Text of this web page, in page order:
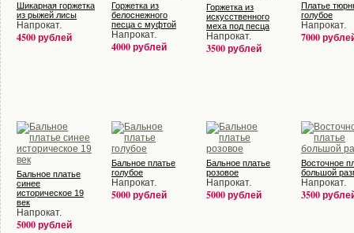
Шикарная горжетка
из рыжей лисы
Напрокат.
4500 рублей
Горжетка из
белоснежного
песца с муфтой
Напрокат.
4000 рублей
Горжетка из
искусственного
меха под песца
Напрокат.
3500 рублей
Платье
голубое
Напрокат.
7000
Бальное платье
синее
историческое 19
век
Напрокат.
5000 рублей
Бальное платье
голубое
Напрокат.
5000 рублей
Бальное платье
розовое
Напрокат.
5000 рублей
Восточное
большой
Напрокат.
3500